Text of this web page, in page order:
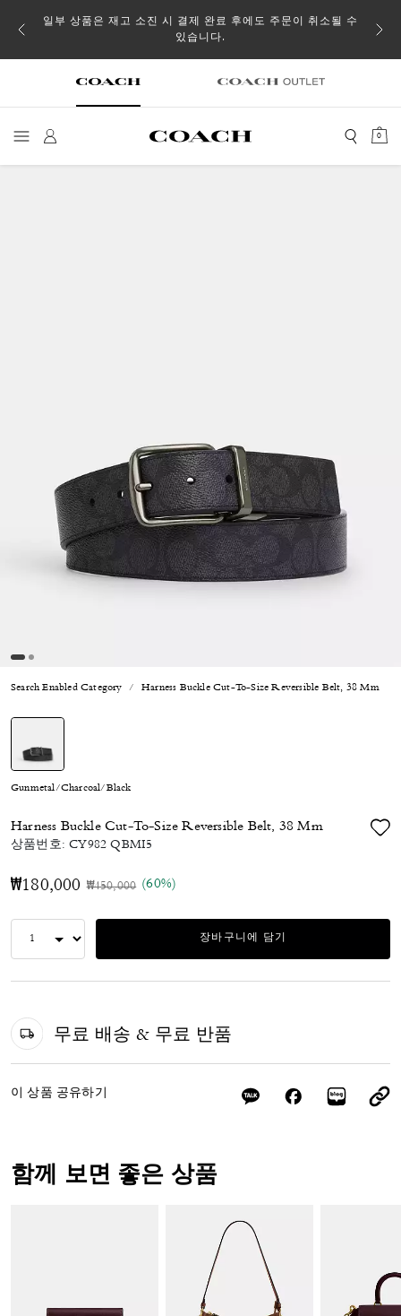
일부 상품은 재고 소진 시 결제 완료 후에도 주문이 취소될 수
있습니다.
0
Search Enabled Category Harness Buckle Cut-To-Size Reversible Belt, 38 Mm
Gunmetal/Charcoal/Black
Harness Buckle Cut-To-Size Reversible Belt, 38 Mm
상품번호:CY982 QBMI5
₩180,000 가격 인하 전
₩450,000인하됨
(60%)
장바구니에 담기
무료 배송 & 무료 반품
이 상품 공유하기
함께 보면 좋은 상품